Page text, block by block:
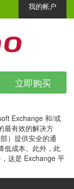
我的帐户
立即购买
Exchange 和/或
最有效的解决方
）提供安全的通
低成本。此外，此
这是 Exchange 平